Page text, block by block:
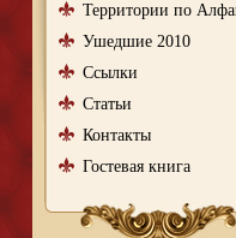
Территории по
Ушедшие 2010
Ссылки
Статьи
Контакты
Гостевая книга